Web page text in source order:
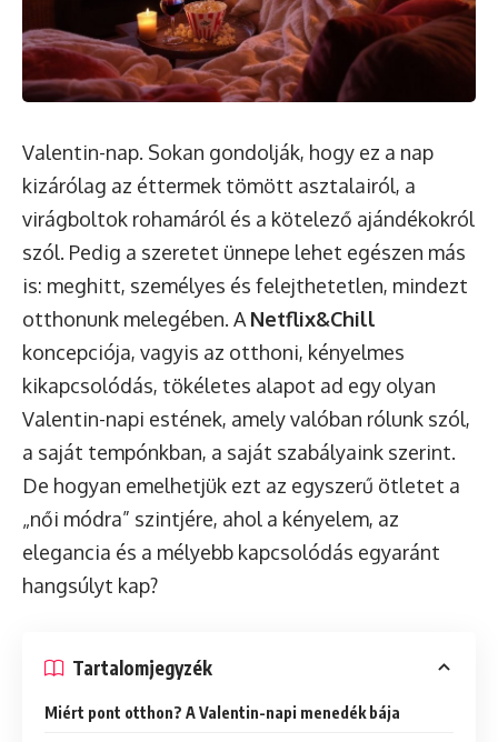
Valentin-nap. Sokan gondolják, hogy ez a nap
kizárólag az éttermek tömött asztalairól, a
virágboltok rohamáról és a kötelező ajándékokról
szól. Pedig a szeretet ünnepe lehet egészen más
is: meghitt, személyes és felejthetetlen, mindezt
otthonunk melegében. A Netflix&Chill
koncepciója, vagyis az otthoni, kényelmes
kikapcsolódás, tökéletes alapot ad egy olyan
Valentin-napi estének, amely valóban rólunk szól,
a saját tempónkban, a saját szabályaink szerint.
De hogyan emelhetjük ezt az egyszerű ötletet a
„női módra” szintjére, ahol a kényelem, az
elegancia és a mélyebb kapcsolódás egyaránt
hangsúlyt kap?
Tartalomjegyzék
Miért pont otthon? A Valentin-napi menedék bája